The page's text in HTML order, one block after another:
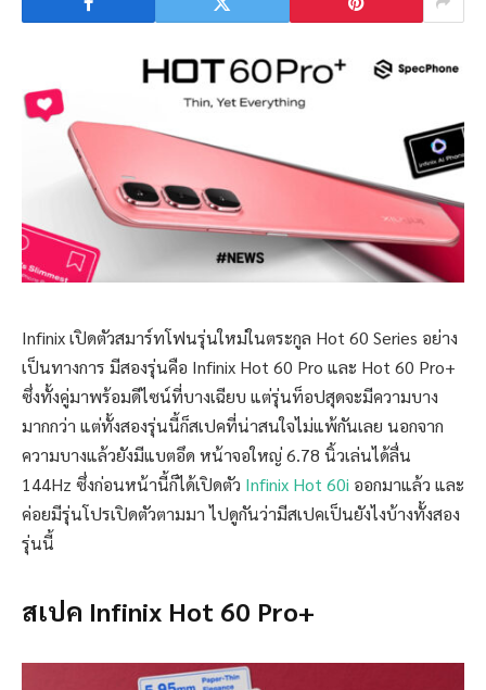
Infinix เปิดตัวสมาร์ทโฟนรุ่นใหม่ในตระกูล Hot 60 Series อย่าง
เป็นทางการ มีสองรุ่นคือ Infinix Hot 60 Pro และ Hot 60 Pro+
ซึ่งทั้งคู่มาพร้อมดีไซน์ที่บางเฉียบ แต่รุ่นท็อปสุดจะมีความบาง
มากกว่า แต่ทั้งสองรุ่นนี้ก็สเปคที่น่าสนใจไม่แพ้กันเลย นอกจาก
ความบางแล้วยังมีแบตอึด หน้าจอใหญ่ 6.78 นิ้วเล่นได้ลื่น
144Hz ซึ่งก่อนหน้านี้ก็ได้เปิดตัว Infinix Hot 60i ออกมาแล้ว และ
ค่อยมีรุ่นโปรเปิดตัวตามมา ไปดูกันว่ามีสเปคเป็นยังไงบ้างทั้งสอง
รุ่นนี้
สเปค Infinix Hot 60 Pro+